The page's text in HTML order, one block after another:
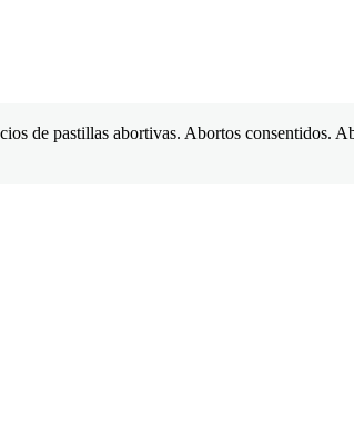
de pastillas abortivas. Abortos consentidos.